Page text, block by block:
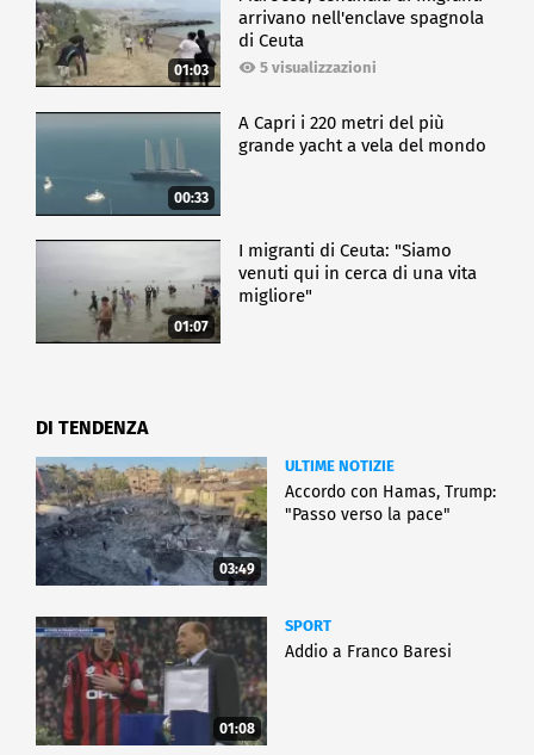
01:03
arrivano nell'enclave spagnola
di Ceuta
5 visualizzazioni
00:33
A Capri i 220 metri del più
grande yacht a vela del mondo
01:07
I migranti di Ceuta: "Siamo
venuti qui in cerca di una vita
migliore"
DI TENDENZA
03:49
ULTIME NOTIZIE
Accordo con Hamas, Trump:
"Passo verso la pace"
01:08
SPORT
Addio a Franco Baresi